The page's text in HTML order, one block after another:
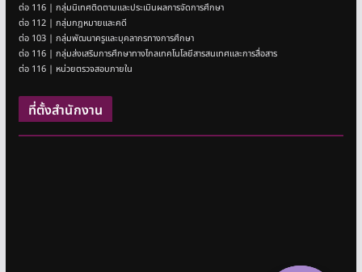
ต่อ 116 | กลุ่มนิเทศติดตามและประเมินผลการจัดการศึกษา
ต่อ 112 | กลุ่มกฎหมายและคดี
ต่อ 103 | กลุ่มพัฒนาครูและบุคลากรทางการศึกษา
ต่อ 116 | กลุ่มส่งเสริมการศึกษาทางไกลเทคโนโลยีสารสนเทศและการสื่อสาร
ต่อ 116 | หน่วยตรวจสอบภายใน
ที่ตั้งสำนักงาน